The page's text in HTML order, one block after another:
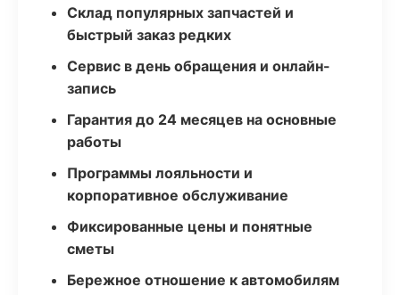
Склад популярных запчастей и
быстрый заказ редких
Сервис в день обращения и онлайн-
запись
Гарантия до 24 месяцев на основные
работы
Программы лояльности и
корпоративное обслуживание
Фиксированные цены и понятные
сметы
Бережное отношение к автомобилям